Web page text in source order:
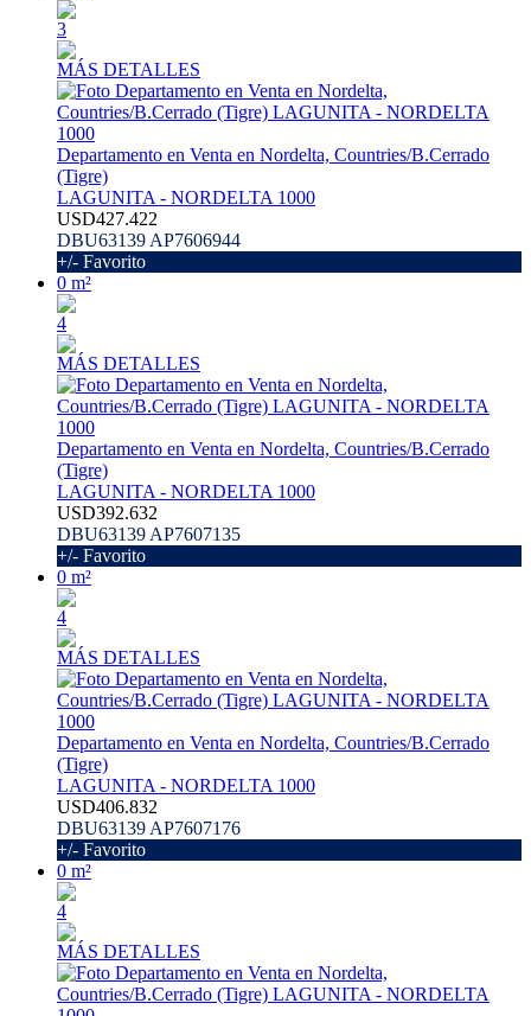
3
MÁS DETALLES
Departamento en Venta en Nordelta, Countries/B.Cerrado
(Tigre)
LAGUNITA - NORDELTA 1000
USD427.422
DBU63139 AP7606944
+/- Favorito
0 m²
4
MÁS DETALLES
Departamento en Venta en Nordelta, Countries/B.Cerrado
(Tigre)
LAGUNITA - NORDELTA 1000
USD392.632
DBU63139 AP7607135
+/- Favorito
0 m²
4
MÁS DETALLES
Departamento en Venta en Nordelta, Countries/B.Cerrado
(Tigre)
LAGUNITA - NORDELTA 1000
USD406.832
DBU63139 AP7607176
+/- Favorito
0 m²
4
MÁS DETALLES